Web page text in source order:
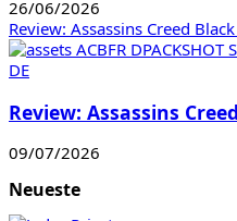
26/06/2026
Review: Assassins Creed
Review: Assassins
09/07/2026
Neueste